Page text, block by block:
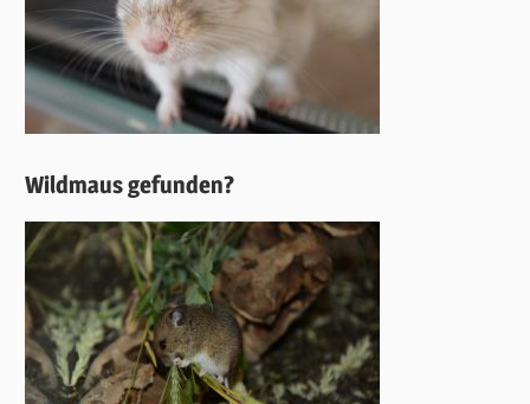
Wildmaus gefunden?